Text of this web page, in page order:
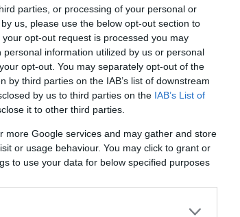
parties, or processing of your personal or
us, please use the below opt-out section to
opt-out request is processed you may
information utilized by us or personal
opt-out. You may separately opt-out of the
third parties on the IAB’s list of downstream
by us to third parties on the IAB’s List of
it to other third parties.
more Google services and may gather and store
or usage behaviour. You may click to grant or
to use your data for below specified purposes
Είδος... πολυτελείας τα κρεατικά: Στα